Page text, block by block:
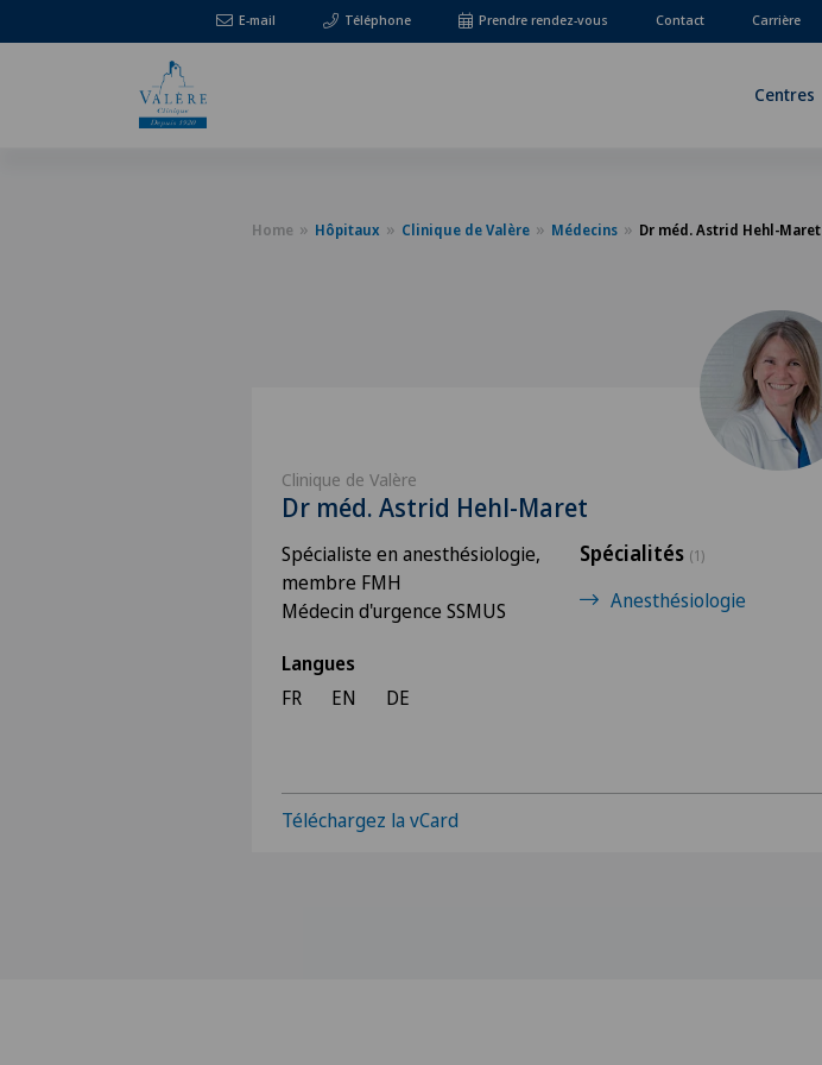
E-mail Téléphone Prendre rendez-vous Contact Carrière
Centres
Home Hôpitaux Clinique de Valère Médecins Dr méd. Astrid Hehl-Maret
Clinique de Valère
Dr méd. Astrid Hehl-Maret
Spécialiste en anesthésiologie,
membre FMH
Médecin d'urgence SSMUS
Langues
FR
EN DE
Spécialités (1)
Anesthésiologie
Téléchargez la vCard